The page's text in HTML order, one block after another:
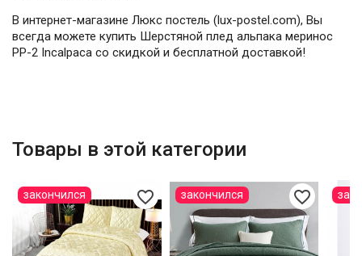
В интернет-магазине Люкс постель (lux-postel.com), Вы
всегда можете купить Шерстяной плед альпака меринос
PP-2 Incalpaca со скидкой и бесплатной доставкой!
Товары в этой категории
favorite_border
закончился favorite_border
закончился